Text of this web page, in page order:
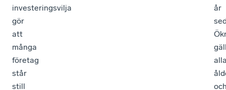
investeringsvilja
gör
att
många
företag
står
still
år